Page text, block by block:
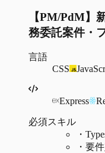
【PM/PdM】
務委託案件・
言語
CSS
Express
必須スキル
・
・ 要